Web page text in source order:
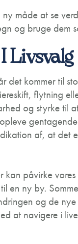
måde at se
og bruge dem
Livsvalg
det kommer til
flytning
og styrke til
af, at det
påvirke vores
en ny by.
og de
at navigere i